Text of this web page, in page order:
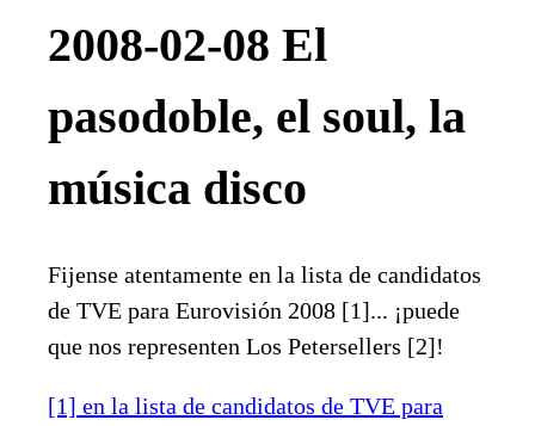
2008-02-08 El
pasodoble, el soul, la
música disco
Fijense atentamente en la lista de candidatos
de TVE para Eurovisión 2008 [1]... ¡puede
que nos representen Los Petersellers [2]!
[1] en la lista de candidatos de TVE para